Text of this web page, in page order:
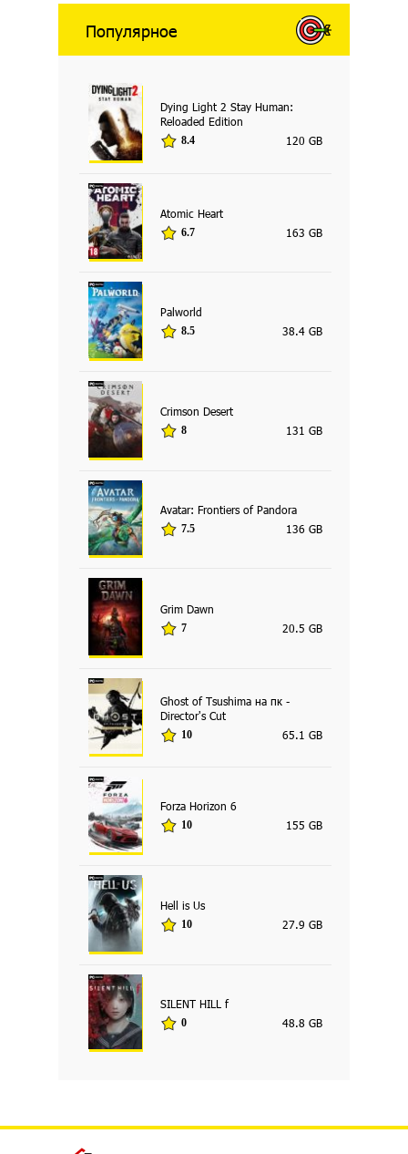
Популярное
Dying Light 2 Stay Human:
Reloaded Edition
8.4 120 GB
Atomic Heart
6.7 163 GB
Palworld
8.5 38.4 GB
Crimson Desert
8 131 GB
Avatar: Frontiers of Pandora
7.5 136 GB
Grim Dawn
7 20.5 GB
Ghost of Tsushima на пк -
Director's Cut
10 65.1 GB
Forza Horizon 6
10 155 GB
Hell is Us
10 27.9 GB
SILENT HILL f
0 48.8 GB